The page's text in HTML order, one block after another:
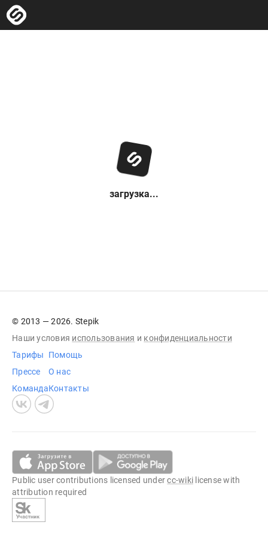
загрузка...
© 2013 — 2026. Stepik
Наши условия использования и конфиденциальности
Тарифы
Прессе
Команда
Помощь
О нас
Контакты
Public user contributions licensed undercc-wiki license with
attribution required